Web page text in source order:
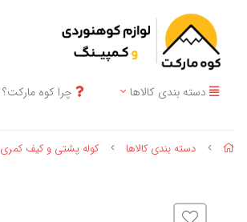
دسته بندی کالاها چرا کوه مارکت؟
دسته بندی کالاها کوله پشتی و کیف کمری